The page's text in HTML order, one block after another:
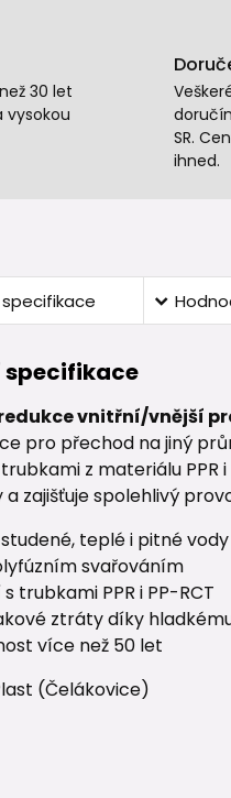
30 let
vysokou
SR.
ihned.
redukce vnitřní/vnější
pro přechod na jiný
z materiálu
zajišťuje spolehlivý
teplé i pitné vody
svařováním
trubkami PPR i PP-RCT
ztráty díky
více než 50 let
(Čelákovice)